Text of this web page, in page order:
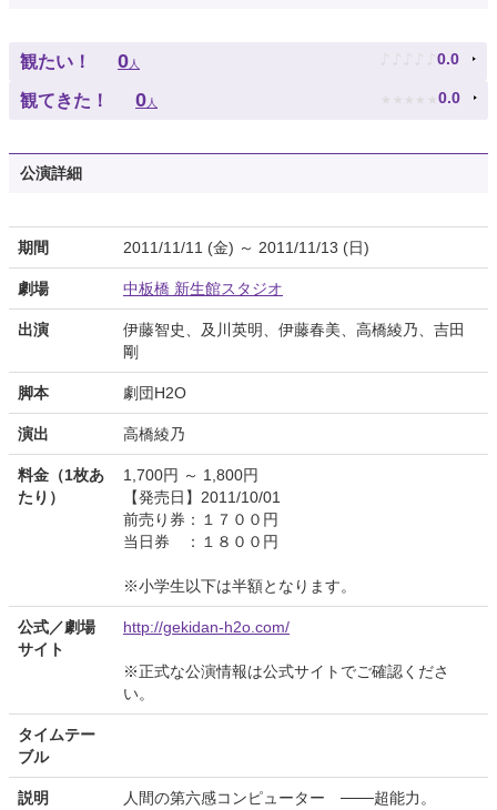
観たい！ 0人 ♪ ♪ ♪ ♪ ♪ 0.0
観てきた！ 0人 ★ ★ ★ ★ ★ 0.0
公演詳細
期間 2011/11/11 (金) ～ 2011/11/13 (日)
劇場 中板橋 新生館スタジオ
出演
伊藤智史、及川英明、伊藤春美、高橋綾乃、吉田
剛
脚本 劇団H2O
演出 高橋綾乃
料金（1枚あ
たり）
1,700円 ～ 1,800円
【発売日】2011/10/01
前売り券：１７００円
当日券 ：１８００円
※小学生以下は半額となります。
公式／劇場
サイト
http://gekidan-h2o.com/
※正式な公演情報は公式サイトでご確認くださ
い。
タイムテー
ブル
説明
人間の第六感コンピューター ───超能力。